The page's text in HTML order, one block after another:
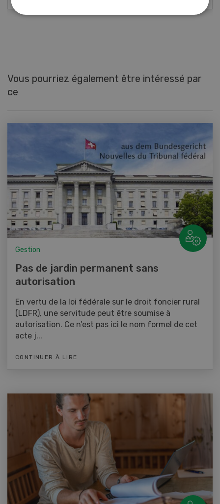
Vous pourriez également être intéressé par
ce
Gestion
Pas de jardin permanent sans
autorisation
En vertu de la loi fédérale sur le droit foncier rural
(LDFR), une servitude peut être soumise à
autorisation. Ce n’est pas ici le nom formel de cet
acte j...
CONTINUER À LIRE